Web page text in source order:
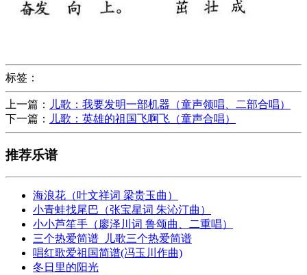
标签：
上一篇：
儿歌：我要发明一部机器（童声领唱、二部合唱）
下一篇：
儿歌：英雄的祖国飞啊飞（童声合唱）
推荐乐谱
海浪花（叶文祥词 梁贵玉曲）
小青蛙找尾巴（张宝星词 朱沁汀曲）
小小芦笙手（廖泽川词 鲁颂曲、二重唱）
三个热爱简谱_儿歌三个热爱简谱
唱红歌爱祖国简谱(冯玉川作曲)
冬日里的阳光